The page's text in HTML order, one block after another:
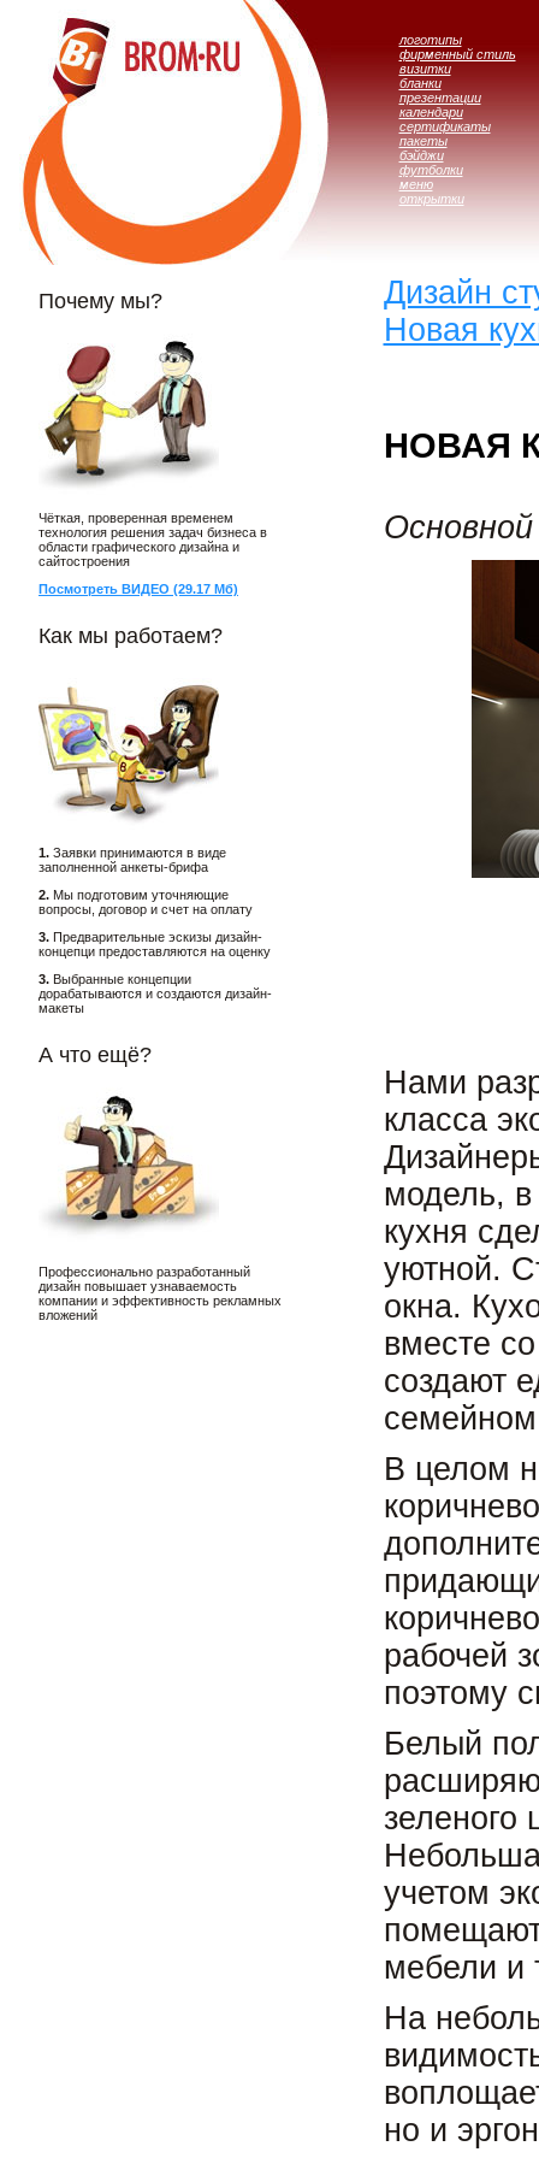
логотипы
фирменный стиль
визитки
бланки
презентации
календари
сертификаты
пакеты
бэйджи
футболки
меню
открытки
Почему мы?
Чёткая, проверенная временем
технология решения задач бизнеса в
области графического дизайна и
сайтостроения
Посмотреть ВИДЕО (29.17 Мб)
Как мы работаем?
1. Заявки принимаются в виде
заполненной анкеты-брифа
2. Мы подготовим уточняющие
вопросы, договор и счет на оплату
3. Предварительные эскизы дизайн-
концепци предоставляются на оценку
3. Выбранные концепции
дорабатываются и создаются дизайн-
макеты
А что ещё?
Профессионально разработанный
дизайн повышает узнаваемость
компании и эффективность рекламных
вложений
Дизайн
Новая
НОВАЯ
Основной
Нами
класса
модель,
кухня
уютной.
окна.
вместе
создают
В целом
рабочей
поэтому
Белый
зеленого
учетом
мебели и
На
но и